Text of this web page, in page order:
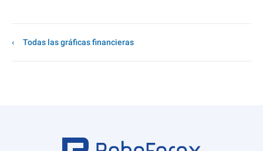
Todas las gráficas financieras